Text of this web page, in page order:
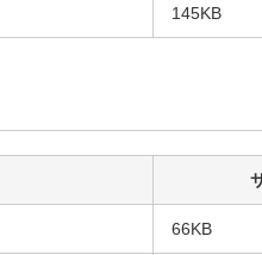
145KB
66KB